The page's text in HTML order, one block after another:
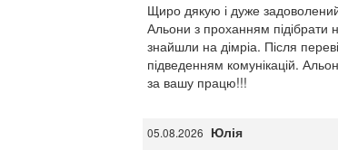
Щиро дякую і дуже
Альони з проханням підібрати
знайшли на дімріа. Після
підведенням комунікацій.
за вашу працю!!!
05.08.2026 Юлія